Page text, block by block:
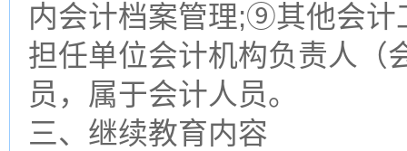
内会计档案管理;⑨其他会计
担任单位会计机构负责人（
员，属于会计人员。
三、继续教育内容